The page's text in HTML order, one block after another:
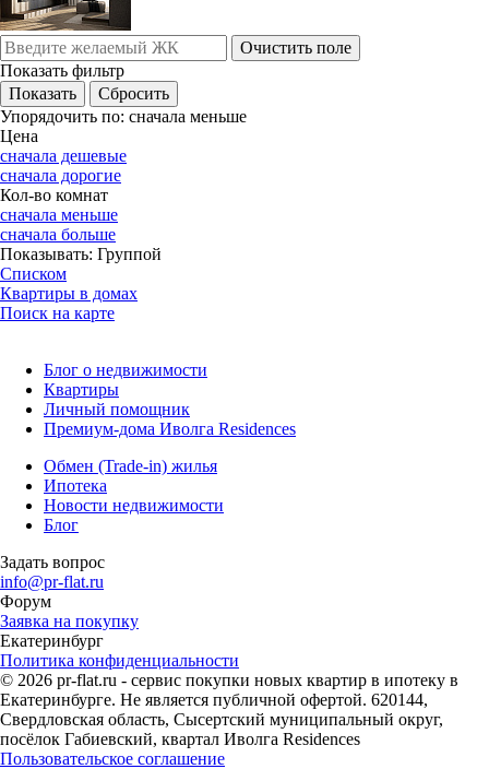
Очистить поле
Показать фильтр
Упорядочить по: сначала меньше
Цена
сначала дешевые
сначала дорогие
Кол-во комнат
сначала меньше
сначала больше
Показывать: Группой
Списком
Квартиры в домах
Поиск на карте
Блог о недвижимости
Квартиры
Личный помощник
Премиум-дома Иволга Residences
Обмен (Trade-in) жилья
Ипотека
Новости недвижимости
Блог
Задать вопрос
info@pr-flat.ru
Форум
Заявка на покупку
Екатеринбург
Политика конфиденциальности
© 2026 pr-flat.ru - сервис покупки новых квартир в ипотеку в
Екатеринбурге. Не является публичной офертой. 620144,
Свердловская область, Сысертский муниципальный округ,
посёлок Габиевский, квартал Иволга Residences
Пользовательское соглашение